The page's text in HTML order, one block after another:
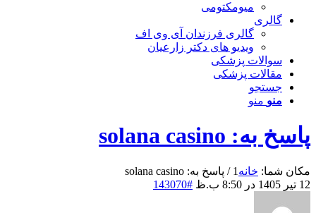
میومکتومی
گالری
گالری فرزندان آی وی اف
ویدیو های دکتر زارعیان
سوالات پزشکی
مقالات پزشکی
جستجو
منو منو
پاسخ به: solana casino
مکان شما: خانه 1
/ پاسخ به: solana casino
12 تیر 1405 در 8:50 ب.ظ
#143070